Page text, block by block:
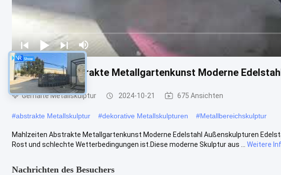
Mahlzeiten Abstrakte Metallgartenkunst Moderne
Gemalte Metallskulptur 2024-10-21 675 Ansichten
#abstrakte Metallskulptur #dekorative Metallskulpturen #Metallbereichskulptur
Mahlzeiten Abstrakte Metallgartenkunst Moderne Edelstahl Außenskulpturen
Rost und schlechte Wetterbedingungen ist.Diese moderne Skulptur aus ...
Weitere
Nachrichten des Besuchers